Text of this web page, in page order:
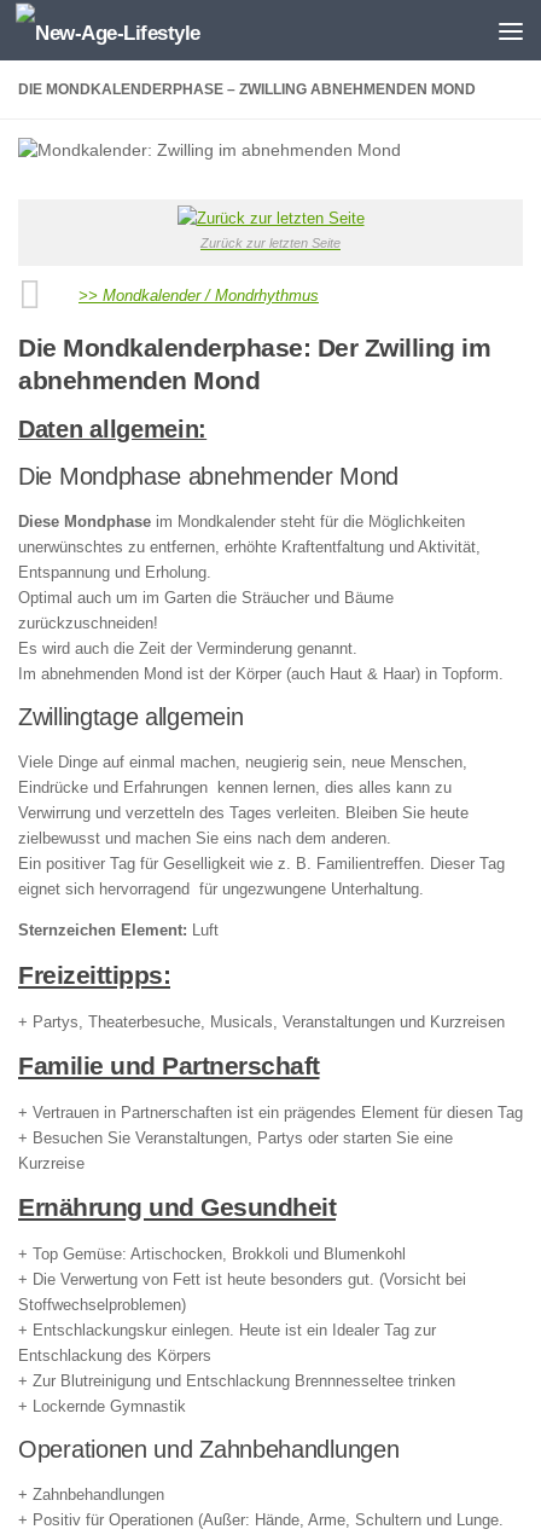
Zum Inhalt springen
DIE MONDKALENDERPHASE – ZWILLING ABNEHMENDEN MOND
Zurück zur letzten Seite
>> Mondkalender / Mondrhythmus
Die Mondkalenderphase: Der Zwilling im
abnehmenden Mond
Daten allgemein:
Die Mondphase abnehmender Mond
Diese Mondphase im Mondkalender steht für die Möglichkeiten
unerwünschtes zu entfernen, erhöhte Kraftentfaltung und Aktivität,
Entspannung und Erholung.
Optimal auch um im Garten die Sträucher und Bäume
zurückzuschneiden!
Es wird auch die Zeit der Verminderung genannt.
Im abnehmenden Mond ist der Körper (auch Haut & Haar) in Topform.
Zwillingtage allgemein
Viele Dinge auf einmal machen, neugierig sein, neue Menschen,
Eindrücke und Erfahrungen kennen lernen, dies alles kann zu
Verwirrung und verzetteln des Tages verleiten. Bleiben Sie heute
zielbewusst und machen Sie eins nach dem anderen.
Ein positiver Tag für Geselligkeit wie z. B. Familientreffen. Dieser Tag
eignet sich hervorragend für ungezwungene Unterhaltung.
Sternzeichen Element: Luft
Freizeittipps:
+ Partys, Theaterbesuche, Musicals, Veranstaltungen und Kurzreisen
Familie und Partnerschaft
+ Vertrauen in Partnerschaften ist ein prägendes Element für diesen Tag
+ Besuchen Sie Veranstaltungen, Partys oder starten Sie eine
Kurzreise
Ernährung und Gesundheit
+ Top Gemüse: Artischocken, Brokkoli und Blumenkohl
+ Die Verwertung von Fett ist heute besonders gut. (Vorsicht bei
Stoffwechselproblemen)
+ Entschlackungskur einlegen. Heute ist ein Idealer Tag zur
Entschlackung des Körpers
+ Zur Blutreinigung und Entschlackung Brennnesseltee trinken
+ Lockernde Gymnastik
Operationen und Zahnbehandlungen
+ Zahnbehandlungen
+ Positiv für Operationen (Außer: Hände, Arme, Schultern und Lunge.